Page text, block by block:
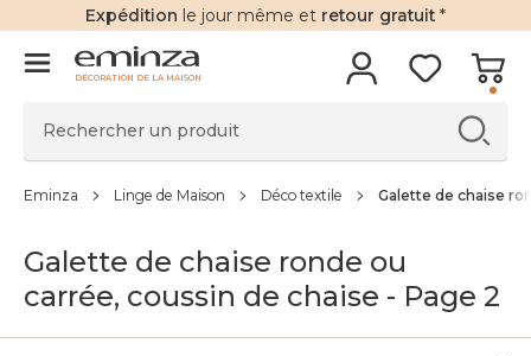
Expédition le jour même et retour gratuit *
DÉCORATION DE LA MAISON
Eminza Linge de Maison Déco textile Galette de chaise
Galette de chaise ronde ou
carrée, coussin de chaise - Page 2